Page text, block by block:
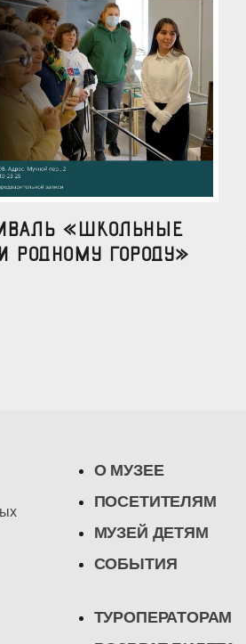
«Школьные
родному городу»
О МУЗЕЕ
ПОСЕТИТЕЛЯМ
МУЗЕЙ ДЕТЯМ
СОБЫТИЯ
ТУРОПЕРАТОРАМ